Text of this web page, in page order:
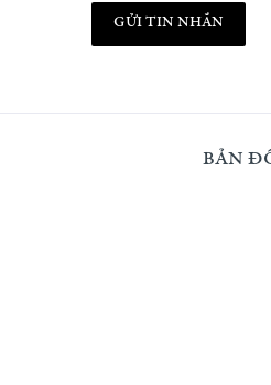
GỬI TIN NHẮN
BẢN